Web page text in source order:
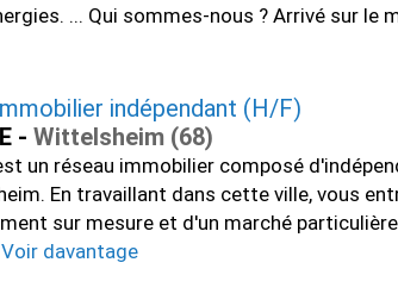
... Qui sommes-nous ? Arrivé sur le
indépendant (H/F)
- Wittelsheim (68)
un réseau immobilier composé
En travaillant dans cette ville, vous
sur mesure et d'un marché
Voir davantage